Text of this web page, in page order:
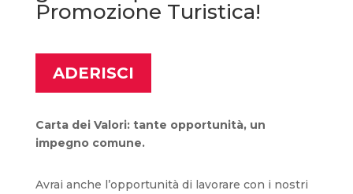
Promozione Turistica!
ADERISCI
Carta dei Valori: tante opportunità, un
impegno comune.
Avrai anche l’opportunità di lavorare con i nostri